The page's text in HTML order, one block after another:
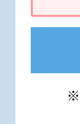
※